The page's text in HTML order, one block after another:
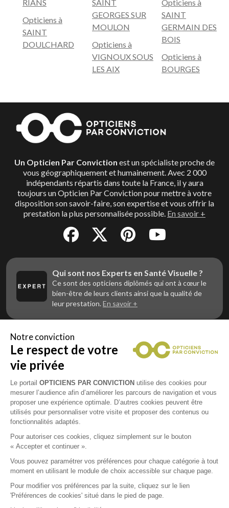
RIANS
Opticiens à
SAINT
DOULCHARD
SAINT
GEORGES SUR
MOULON
Opticiens à
VIGNOUX SOUS
LES AIX
Opticiens à
SAINT
GERMAIN DES
BOIS
Opticiens à
BOURGES
Un Opticien Par Conviction est un spécialiste proche de
vous géographiquement et humainement. Avec 2 000
indépendants répartis dans toute la France, il y aura
toujours un Opticien Par Conviction pour mettre à votre
disposition son savoir-faire, son expertise et vous offrir la
prestation la plus personnalisée possible. En savoir +
Qui sont nos Experts en Santé Visuelle ?
Ce sont des opticiens diplômés qui ont à cœur le
bien-être de leurs clients ainsi que la qualité de
leur prestation.En savoir +
Vous êtes un professionnel de la vue et
vous souhaitez nous rejoindre ?
Contactez Alliance Optic, la centrale d’achats et
d’accompagnement des opticiens indépendants
Contacts
Notre conviction
Le respect de votre
vie privée
Le portail OPTICIENS PAR CONVICTION utilise des cookies pour
mesurer l’audience afin d’améliorer les parcours de navigation et vous
proposer une expérience optimale. D’autres cookies peuvent être
utilisés pour personnaliser votre visite et proposer des contenus ou
fonctionnalités adaptés.
Pour autoriser ces cookies, cliquez simplement sur le bouton
« Accepter et continuer ».
Vous pouvez paramétrer vos préférences pour chaque catégorie à tout
moment en utilisant le module de choix accessible sur chaque page.
Pour modifier vos préférences par la suite, cliquez sur le lien
'Préférences de cookies' situé dans le pied de page.